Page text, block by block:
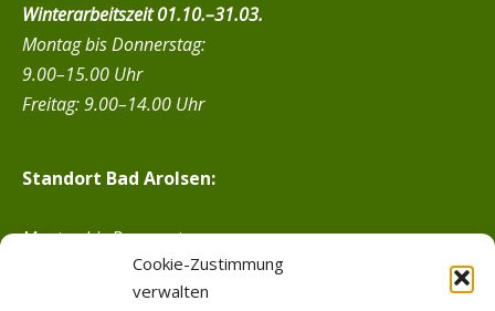
Cookie-Zustimmung
verwalten
Winterarbeitszeit 01.10.–31.03.
Montag bis Donnerstag:
9.00–15.00 Uhr
Freitag: 9.00–14.00 Uhr
Standort Bad Arolsen:
Montag bis Donnerstag:
9.00–15.00 Uhr
von 9.00–13.00 Uh